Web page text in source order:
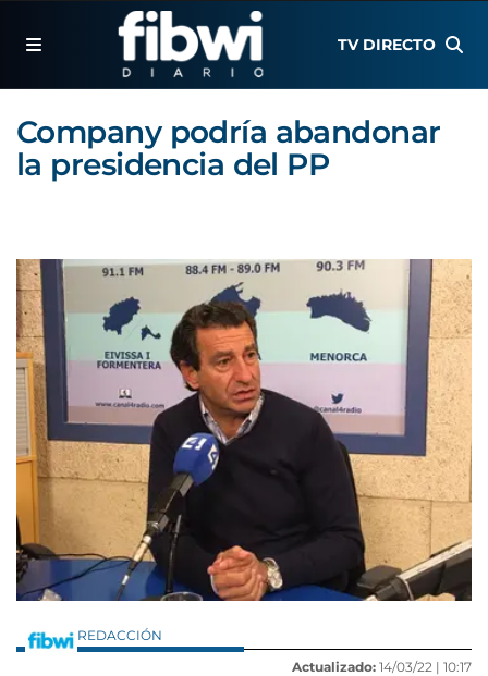
TV DIRECTO
Company podría abandonar
la presidencia del PP
REDACCIÓN
Actualizado: 14/03/22 | 10:17